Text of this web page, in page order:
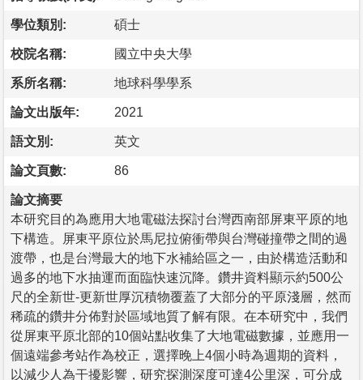
學位類別: 碩士
校院名稱: 國立中央大學
系所名稱: 地球科學學系
論文出版年: 2021
語文別: 英文
論文頁數: 86
論文摘要
本研究目的為應用大地電磁法探討台灣西南部屏東平原的地
下構造。屏東平原位於馬尼拉俯衝帶與台灣碰撞帶之間的過
渡帶，也是台灣最大的地下水補給區之一，由於構造活動和
過多的地下水抽運而面臨快速沉降。鑽井資料顯示約500公
尺的全新世-更新世厚沉積物覆蓋了大部分的平原淺層，然而
稀疏的鑽井分佈對於區域地質了解有限。在本研究中，我們
從屏東平原北部的10個站點收集了大地電磁數據，並應用一
個遠端參考站作為校正，選擇晚上4個小時為週期的資料，
以減少人為干擾影響，研究探測深度可達4公里深，可分成